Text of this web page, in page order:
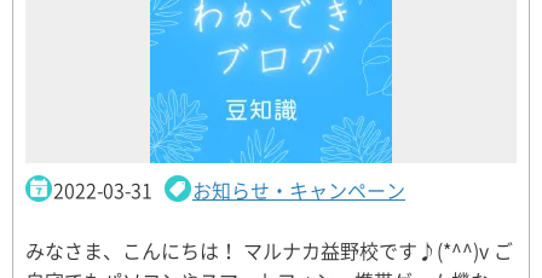
2022-03-31 お知らせ・キャンペーン
みなさま、こんにちは！ マルナカ益野校です♪(*^^)v ご